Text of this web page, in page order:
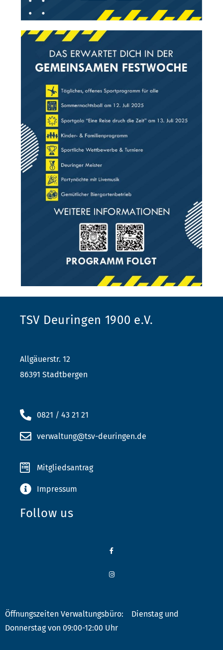
TSV Deuringen 1900 e.V.
Allgäuerstr. 12
86391 Stadtbergen
0821 / 43 21 21
verwaltung@tsv-deuringen.de
Mitgliedsantrag
Impressum
Follow us
Öffnungszeiten Verwaltungsbüro: Dienstag und
Donnerstag von 09:00-12:00 Uhr